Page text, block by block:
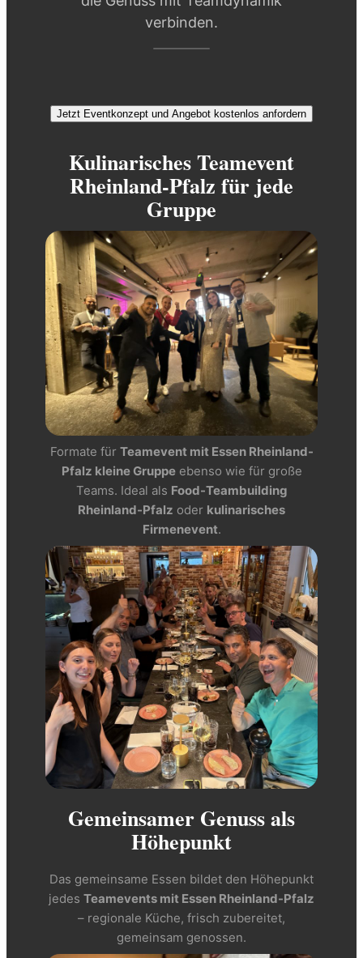
verbinden.
Jetzt Eventkonzept und Angebot kostenlos anfordern
Kulinarisches Teamevent
Rheinland-Pfalz für jede
Gruppe
Formate für Teamevent mit Essen Rheinland-
Pfalz kleine Gruppeebenso wie für große
Teams. Ideal als Food-Teambuilding
Rheinland-Pfalz oder kulinarisches
Firmenevent.
Gemeinsamer Genuss als
Höhepunkt
Das gemeinsame Essen bildet den Höhepunkt
jedes Teamevents mit Essen Rheinland-Pfalz
– regionale Küche, frisch zubereitet,
gemeinsam genossen.